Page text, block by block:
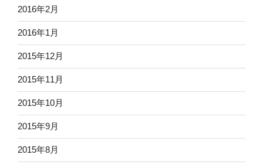
2016年2月
2016年1月
2015年12月
2015年11月
2015年10月
2015年9月
2015年8月